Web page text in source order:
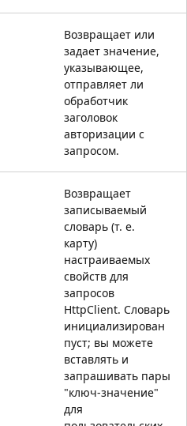
Возвращает или
задает значение,
указывающее,
отправляет ли
обработчик
заголовок
авторизации с
запросом.
Возвращает
записываемый
словарь (т. е.
карту)
настраиваемых
свойств для
запросов
HttpClient. Словарь
инициализирован
пуст; вы можете
вставлять и
запрашивать пары
"ключ-значение"
для